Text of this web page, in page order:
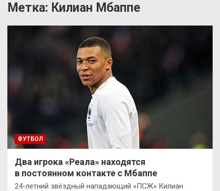
Метка: Килиан Мбаппе
ФУТБОЛ
Два игрока «Реала» находятся
в постоянном контакте с Мбаппе
24-летний звёздный нападающий «ПСЖ» Килиан